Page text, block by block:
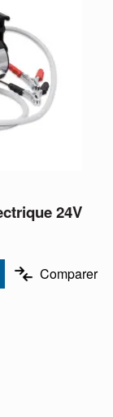
24V
Comparer